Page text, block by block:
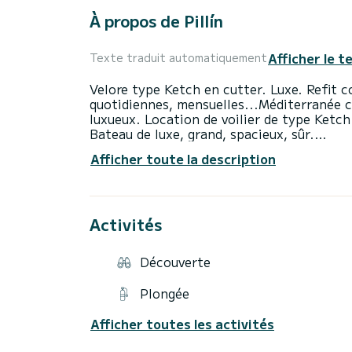
À propos de Pillín
Texte traduit automatiquementAfficher le
Velore type Ketch en cutter. Luxe. Refit
quotidiennes,
luxueux. Location de voilier de type
Bateau de luxe, grand, spacieux, sûr.
des dauphins.
entre amis ou en famille. Les enfants
également idéal pour dormir à bord et
avec la sécurité et le confort. Il dispose
Radar, Sonde, Cuisine entièrement
en dekton, cafetière micro-ondes.
MP3, douche sur pont et échelle de
auxiliaire vaillant de 4 mètres avec
Afficher toute la description
Activités
Découverte
Plongée
Afficher toutes les activités